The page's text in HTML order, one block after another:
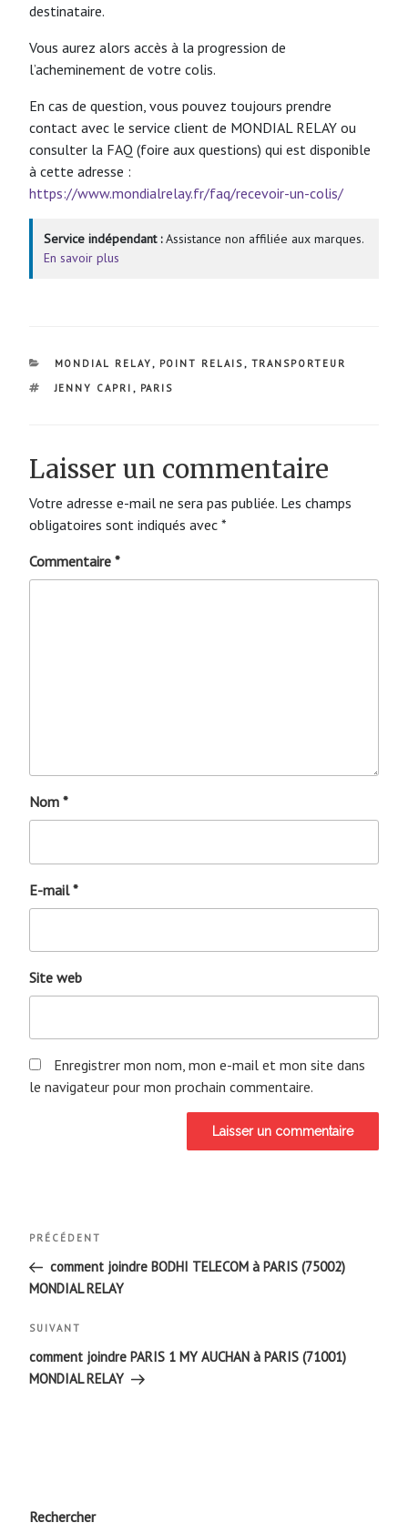
destinataire.
Vous aurez alors accès à la progression de
l’acheminement de votre colis.
En cas de question, vous pouvez toujours prendre
contact avec le service client de MONDIAL RELAY ou
consulter la FAQ (foire aux questions) qui est disponible
à cette adresse :
https://www.mondialrelay.fr/faq/recevoir-un-colis/
Service indépendant :Assistance non affiliée aux marques.
En savoir plus
CATÉGORIES
MONDIAL RELAY , POINT RELAIS , TRANSPORTEUR
ÉTIQUETTES
JENNY CAPRI , PARIS
Laisser un commentaire
Votre adresse e-mail ne sera pas publiée. Les champs
obligatoires sont indiqués avec *
Commentaire *
Nom *
E-mail*
Site web
Enregistrer mon nom, mon e-mail et mon site dans
le navigateur pour mon prochain commentaire.
Navigation
de
l’article
Article
précédent
PRÉCÉDENT
comment joindre BODHI TELECOM à PARIS (75002)
MONDIAL RELAY
Article
suivant
SUIVANT
comment joindre PARIS 1 MY AUCHAN à PARIS (71001)
MONDIAL RELAY
Rechercher